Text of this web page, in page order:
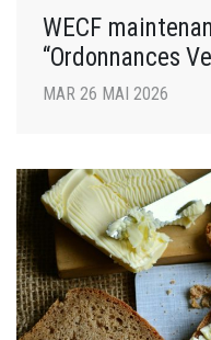
WECF
“Ordonnances
MAR 26 MAI 2026